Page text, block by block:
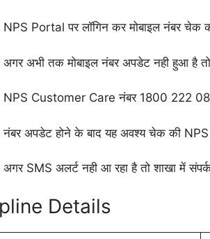
NPS Portal पर लॉगिन कर मोबाइल नंबर चेक
अगर अभी तक मोबाइल नंबर अपडेट नही हुआ है
NPS Customer Care नंबर 1800 222
नंबर अपडेट होने के बाद यह अवश्य चेक की NPS
अगर SMS अलर्ट नही आ रहा है तो शाखा में
Details